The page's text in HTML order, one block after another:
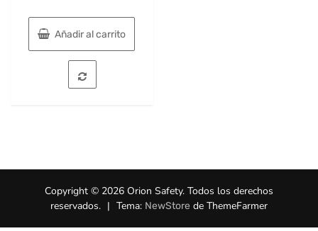
Añadir al carrito
Copyright © 2026 Orion Safety. Todos los derechos
reservados. | Tema: NewStore de ThemeFarmer